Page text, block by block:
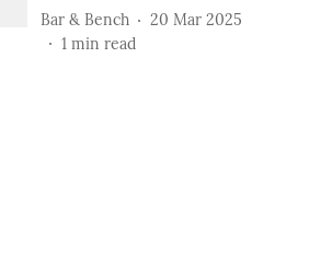
Bar & Bench
20 Mar 2025
1 min read